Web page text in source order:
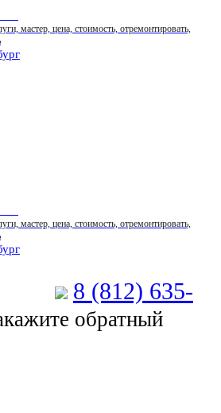
8 (812) 635-
обратный